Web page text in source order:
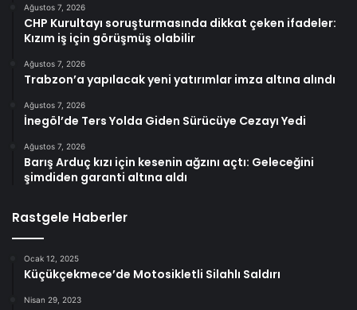
Ağustos 7, 2026
CHP Kurultayı soruşturmasında dikkat çeken ifadeler:
Kızım iş için görüşmüş olabilir
Ağustos 7, 2026
Trabzon’a yapılacak yeni yatırımlar imza altına alındı
Ağustos 7, 2026
İnegöl’de Ters Yolda Giden Sürücüye Cezayı Yedi
Ağustos 7, 2026
Barış Arduç kızı için kesenin ağzını açtı: Geleceğini
şimdiden garanti altına aldı
Rastgele Haberler
Ocak 12, 2025
Küçükçekmece’de Motosikletli Silahlı Saldırı
Nisan 29, 2023